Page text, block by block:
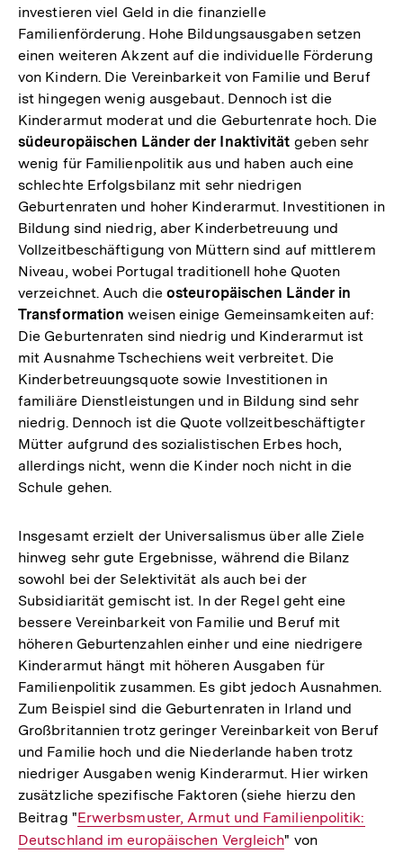
investieren viel Geld in die finanzielle
Familienförderung. Hohe Bildungsausgaben setzen
einen weiteren Akzent auf die individuelle Förderung
von Kindern. Die Vereinbarkeit von Familie und Beruf
ist hingegen wenig ausgebaut. Dennoch ist die
Kinderarmut moderat und die Geburtenrate hoch. Die
südeuropäischen Länder der Inaktivität geben sehr
wenig für Familienpolitik aus und haben auch eine
schlechte Erfolgsbilanz mit sehr niedrigen
Geburtenraten und hoher Kinderarmut. Investitionen in
Bildung sind niedrig, aber Kinderbetreuung und
Vollzeitbeschäftigung von Müttern sind auf mittlerem
Niveau, wobei Portugal traditionell hohe Quoten
verzeichnet. Auch die osteuropäischen Länder in
Transformation weisen einige Gemeinsamkeiten auf:
Die Geburtenraten sind niedrig und Kinderarmut ist
mit Ausnahme Tschechiens weit verbreitet. Die
Kinderbetreuungsquote sowie Investitionen in
familiäre Dienstleistungen und in Bildung sind sehr
niedrig. Dennoch ist die Quote vollzeitbeschäftigter
Mütter aufgrund des sozialistischen Erbes hoch,
allerdings nicht, wenn die Kinder noch nicht in die
Schule gehen.
Insgesamt erzielt der Universalismus über alle Ziele
hinweg sehr gute Ergebnisse, während die Bilanz
sowohl bei der Selektivität als auch bei der
Subsidiarität gemischt ist. In der Regel geht eine
bessere Vereinbarkeit von Familie und Beruf mit
höheren Geburtenzahlen einher und eine niedrigere
Kinderarmut hängt mit höheren Ausgaben für
Familienpolitik zusammen. Es gibt jedoch Ausnahmen.
Zum Beispiel sind die Geburtenraten in Irland und
Großbritannien trotz geringer Vereinbarkeit von Beruf
und Familie hoch und die Niederlande haben trotz
niedriger Ausgaben wenig Kinderarmut. Hier wirken
zusätzliche spezifische Faktoren (siehe hierzu den
Beitrag "Interner
Link:
Erwerbsmuster, Armut und Familienpolitik:
Deutschland im europäischen Vergleich" von